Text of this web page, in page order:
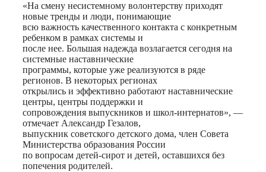
«На смену несистемному волонтерству приходят
новые тренды и люди, понимающие
всю важность качественного контакта с конкретным
ребенком в рамках системы и
после нее. Большая надежда возлагается сегодня на
системные наставнические
программы, которые уже реализуются в ряде
регионов. В некоторых регионах
открылись и эффективно работают наставнические
центры, центры поддержки и
сопровождения выпускников и школ-интернатов», —
отмечает Александр Гезалов,
выпускник советского детского дома, член Совета
Министерства образования России
по вопросам детей-сирот и детей, оставшихся без
попечения родителей.